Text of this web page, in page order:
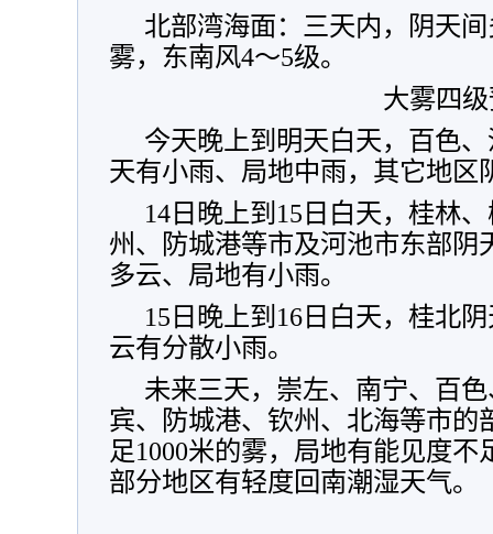
北部湾海面：三天内，阴天
雾，东南风4～5级。
大雾四
今天晚上到明天白天，百色
天有小雨、局地中雨，其它地区
14日晚上到15日白天，桂林
州、防城港等市及河池市东部阴
多云、局地有小雨。
15日晚上到16日白天，桂北
云有分散小雨。
未来三天，崇左、南宁、百
宾、防城港、钦州、北海等市的
足1000米的雾，局地有能见度不
部分地区有轻度回南潮湿天气。